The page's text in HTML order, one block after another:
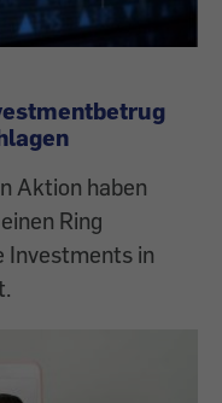
Aktion haben
Ring
Investments in